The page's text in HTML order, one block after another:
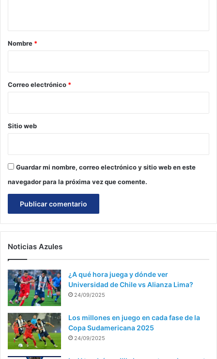
r
*
Nombre *
Correo electrónico *
Sitio web
Guardar mi nombre, correo electrónico y sitio web en este
navegador para la próxima vez que comente.
Noticias Azules
¿A qué hora juega y dónde ver
Universidad de Chile vs Alianza Lima?
24/09/2025
Los millones en juego en cada fase de la
Copa Sudamericana 2025
24/09/2025